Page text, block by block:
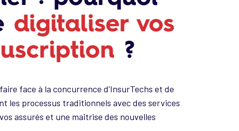
digitaliser vos
?
face à la concurrence d'InsurTechs et de
les processus traditionnels avec des services
assurés et une maitrise des nouvelles